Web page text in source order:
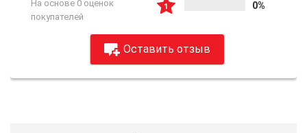
На основе 0 оценок
покупателей
0%
Оставить отзыв